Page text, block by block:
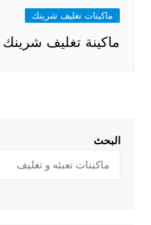
ماكينات تغليف شرينك
ماكينة تغليف شرينك
البحث